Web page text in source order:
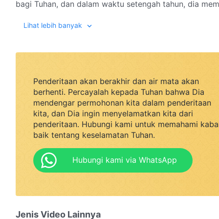
bagi Tuhan, dan dalam waktu setengah tahun, dia
agamawi, dan dia dilaporkan ke polisi lalu ditangkap.
penjara. Xu Song'en sangat ingin memberikan
Muguang, tetapi mereka diawasi sangat ketat di
hukumannya dan dibebaskan. Setelah
berisiko: dia memutuskan untuk melarikan diri dari
Akankah dia dapat berhasil melarikan diri dari
tentang Injil Tuhan pada akhir zaman? Saksikan
Lihat lebih banyak
Penderitaan akan berakhir dan air mata akan
berhenti. Percayalah kepada Tuhan bahwa Dia
mendengar permohonan kita dalam penderitaan
kita, dan Dia ingin menyelamatkan kita dari
penderitaan. Hubungi kami untuk memahami
baik tentang keselamatan Tuhan.
Hubungi kami via WhatsApp
Jenis Video Lainnya